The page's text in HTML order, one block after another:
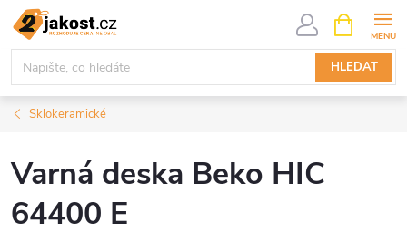
Přejít
obsah
HLEDAT
NÁKUPNÍ
KOŠÍK
Sklokeramické
Varná deska Beko HIC
64400 E